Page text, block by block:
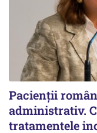
Pacienții
administrativ.
tratamentele